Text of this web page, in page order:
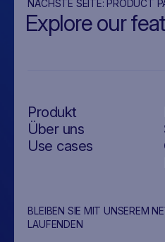
NÄCHSTE SEITE: PRODUCT
Explore our
BLEIBEN SIE MIT UNSEREM
LAUFENDEN
Produkt
Über uns
Use cases